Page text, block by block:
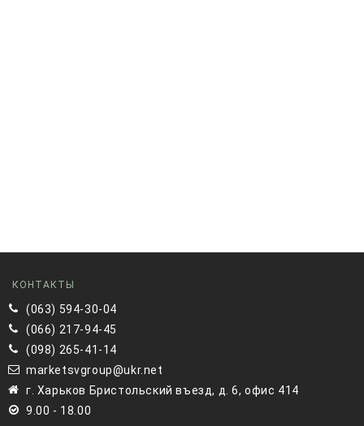
КОНТАКТЫ
(063) 594-30-04
(066) 217-94-45
(098) 265-41-14
marketsvgroup@ukr.net
г. Харьков Бристольский въезд, д. 6, офис 414
9.00 - 18.00